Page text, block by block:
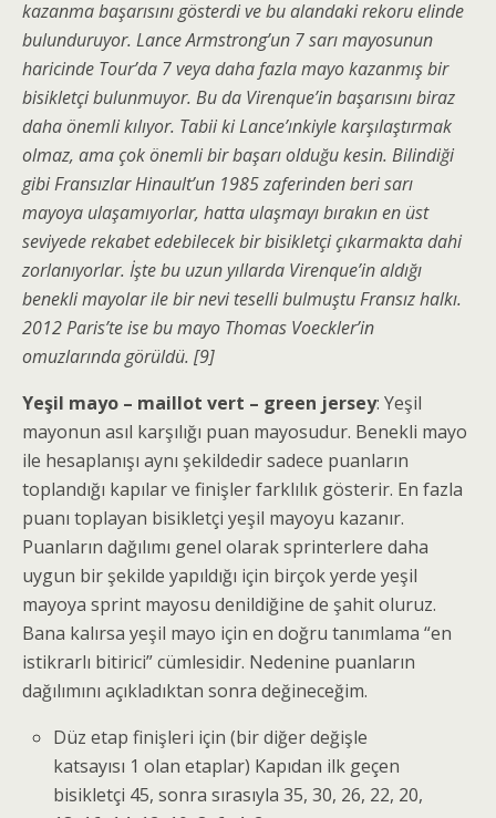
kazanma başarısını gösterdi ve bu alandaki rekoru elinde
bulunduruyor. Lance Armstrong’un 7 sarı mayosunun
haricinde Tour’da 7 veya daha fazla mayo kazanmış bir
bisikletçi bulunmuyor. Bu da Virenque’in başarısını biraz
daha önemli kılıyor. Tabii ki Lance’ınkiyle karşılaştırmak
olmaz, ama çok önemli bir başarı olduğu kesin. Bilindiği
gibi Fransızlar Hinault’un 1985 zaferinden beri sarı
mayoya ulaşamıyorlar, hatta ulaşmayı bırakın en üst
seviyede rekabet edebilecek bir bisikletçi çıkarmakta dahi
zorlanıyorlar. İşte bu uzun yıllarda Virenque’in aldığı
benekli mayolar ile bir nevi teselli bulmuştu Fransız halkı.
2012 Paris’te ise bu mayo Thomas Voeckler’in
omuzlarında görüldü. [9]
Yeşil mayo – maillot vert – green jersey: Yeşil
mayonun asıl karşılığı puan mayosudur. Benekli mayo
ile hesaplanışı aynı şekildedir sadece puanların
toplandığı kapılar ve finişler farklılık gösterir. En fazla
puanı toplayan bisikletçi yeşil mayoyu kazanır.
Puanların dağılımı genel olarak sprinterlere daha
uygun bir şekilde yapıldığı için birçok yerde yeşil
mayoya sprint mayosu denildiğine de şahit oluruz.
Bana kalırsa yeşil mayo için en doğru tanımlama “en
istikrarlı bitirici” cümlesidir. Nedenine puanların
dağılımını açıkladıktan sonra değineceğim.
Düz etap finişleri için (bir diğer değişle
katsayısı 1 olan etaplar) Kapıdan ilk geçen
bisikletçi 45, sonra sırasıyla 35, 30, 26, 22, 20,